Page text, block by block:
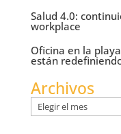
Salud 4.0:
workplace
Oficina en la
están
Archivos
Archivos